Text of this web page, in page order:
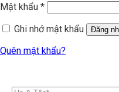
Mật khẩu *
Ghi nhớ mật khẩu
Đăng
Quên mật khẩu?